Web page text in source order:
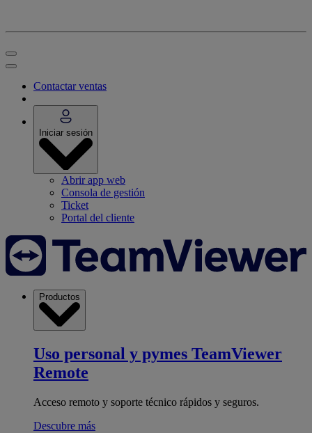
Contactar ventas
Iniciar sesión
Abrir app web
Consola de gestión
Ticket
Portal del cliente
Productos
Uso personal y pymes TeamViewer
Remote
Acceso remoto y soporte técnico rápidos y seguros.
Descubre más